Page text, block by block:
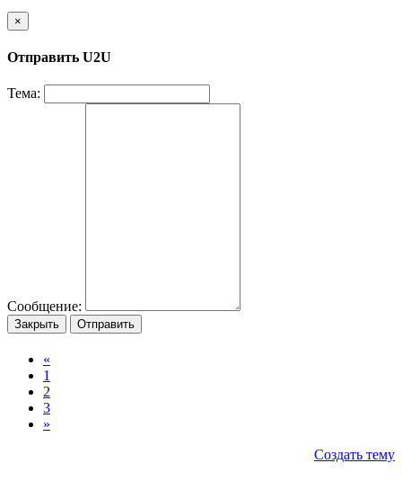
×
Отправить U2U
Тема:
Сообщение:
Закрыть Отправить
«
1
2
3
»
Создать тему